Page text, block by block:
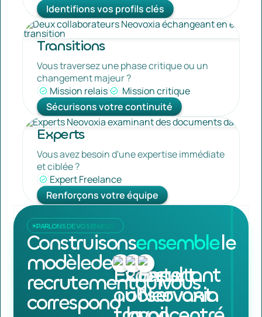
Identifions vos profils clés
Transitions
Vous traversez une phase critique ou un
changement majeur ?
Mission relais
Mission critique
Sécurisons votre continuité
Experts
Vous avez besoin d'une expertise immédiate
et ciblée ?
Expert Freelance
Renforçons votre équipe
PARLONS DE VOS ENJEUX
Construisonsensemblele
modèlede
recrutementquivous
correspond